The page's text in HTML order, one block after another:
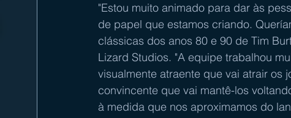
"Estou muito animado para dar às
de papel que estamos criando.
clássicas dos anos 80 e 90 de Tim
Lizard Studios. "A equipe trabalhou
visualmente atraente que vai atrair os
convincente que vai mantê-los
à medida que nos aproximamos do